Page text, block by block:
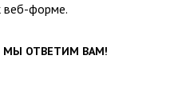
веб-форме.
МЫ ОТВЕТИМ ВАМ!